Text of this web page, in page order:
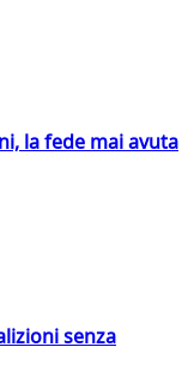
la fede mai avuta
senza